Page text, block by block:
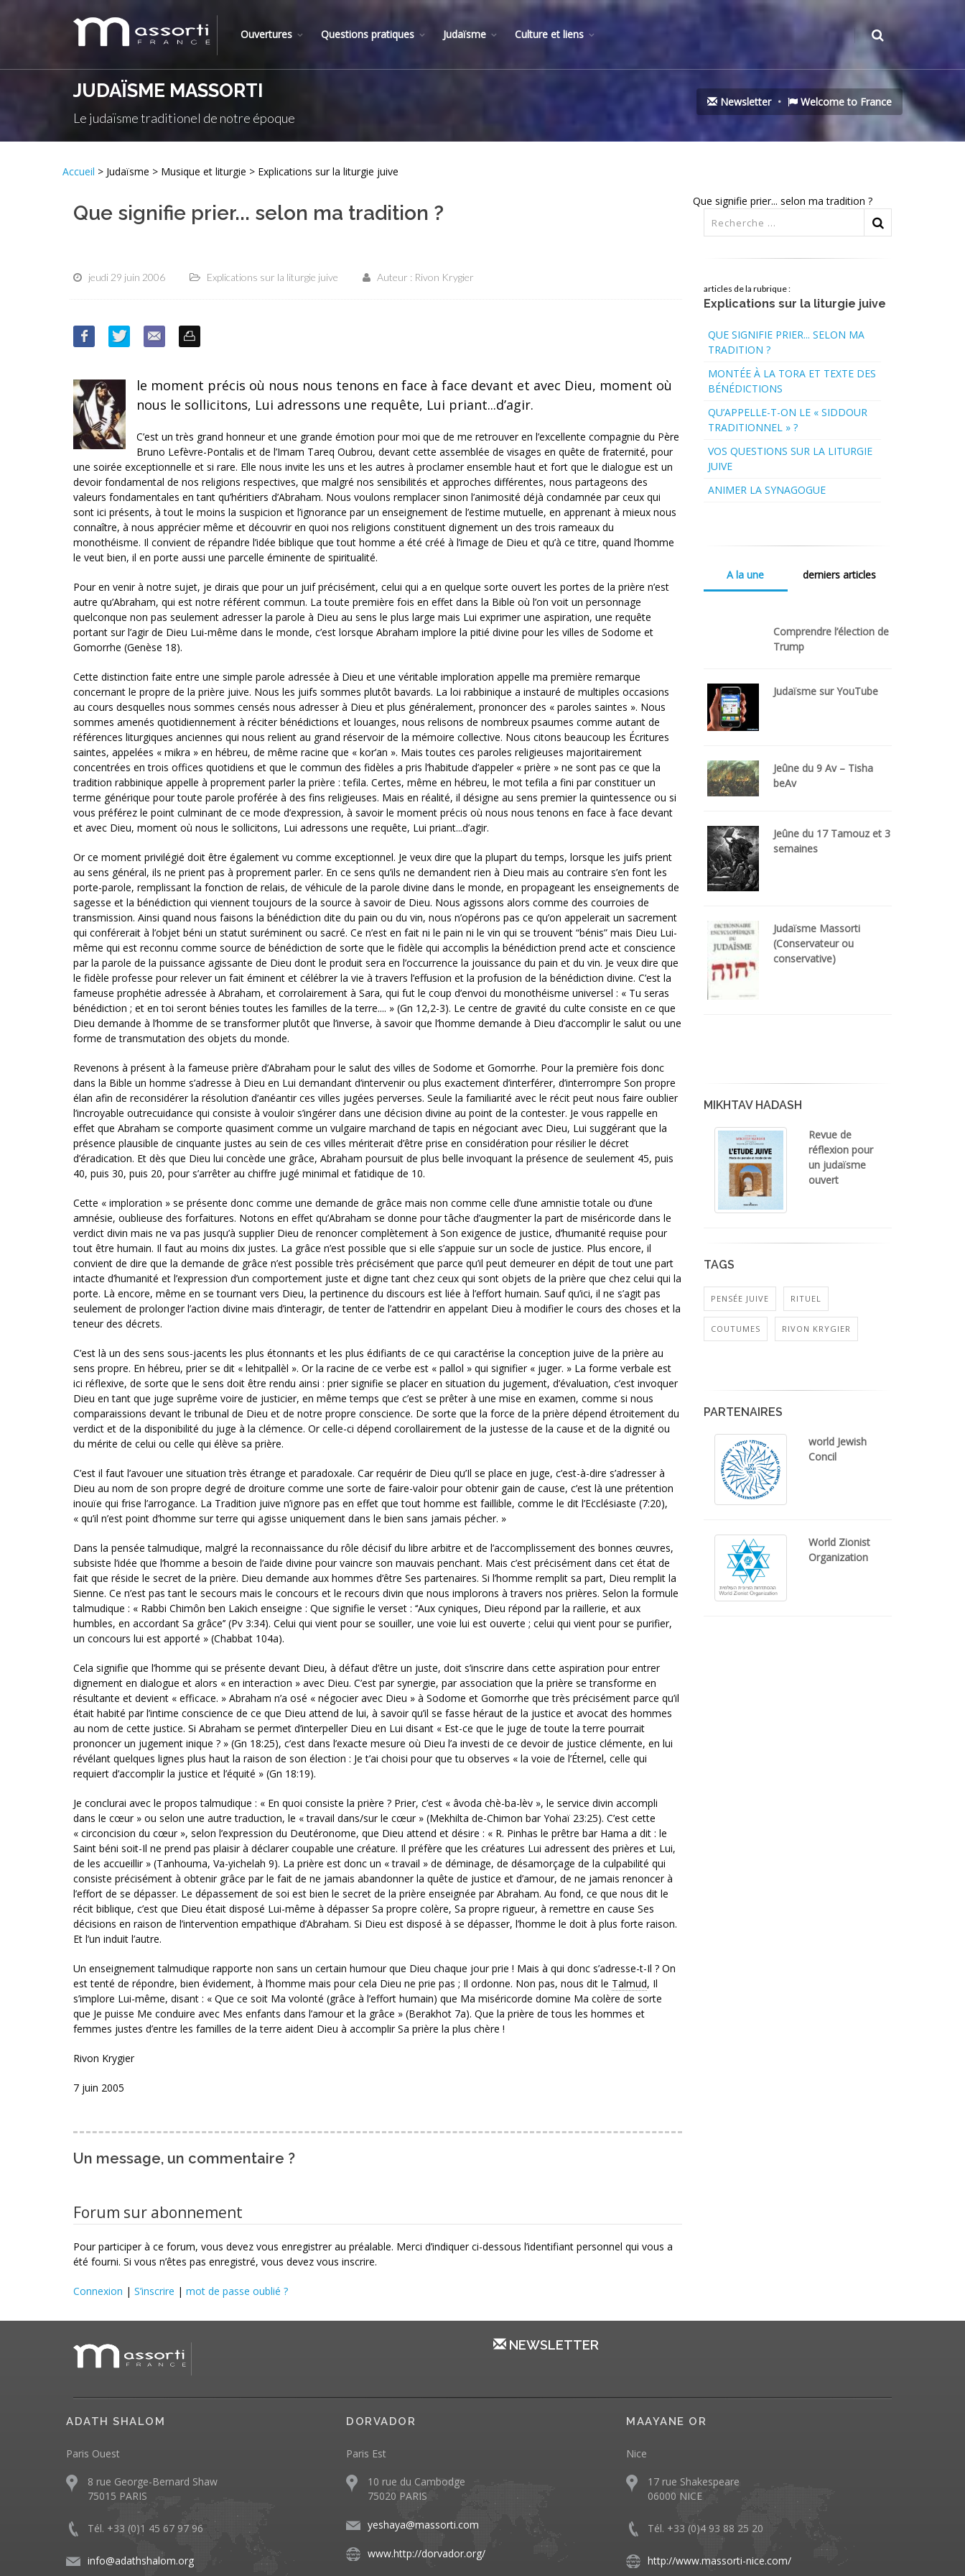
Ouvertures Questions pratiques Judaïsme Culture et liens
JUDAÏSME MASSORTI
Le judaïsme traditionel de notre époque
Newsletter Welcome to France
Accueil > Judaïsme > Musique et liturgie > Explications sur la liturgie juive
Que signifie prier... selon ma tradition ?
Que signifie prier... selon ma tradition ?
jeudi 29 juin 2006 Explications sur la liturgie juive Auteur : Rivon Krygier
le moment précis où nous nous tenons en face à face devant et avec Dieu, moment où
nous le sollicitons, Lui adressons une requête, Lui priant...d’agir.
C’est un très grand honneur et une grande émotion pour moi que de me retrouver en l’excellente compagnie du Père
Bruno Lefèvre-Pontalis et de l’Imam Tareq Oubrou, devant cette assemblée de visages en quête de fraternité, pour
une soirée exceptionnelle et si rare. Elle nous invite les uns et les autres à proclamer ensemble haut et fort que le dialogue est un
devoir fondamental de nos religions respectives, que malgré nos sensibilités et approches différentes, nous partageons des
valeurs fondamentales en tant qu’héritiers d’Abraham. Nous voulons remplacer sinon l’animosité déjà condamnée par ceux qui
sont ici présents, à tout le moins la suspicion et l’ignorance par un enseignement de l’estime mutuelle, en apprenant à mieux nous
connaître, à nous apprécier même et découvrir en quoi nos religions constituent dignement un des trois rameaux du
monothéisme. Il convient de répandre l’idée biblique que tout homme a été créé à l’image de Dieu et qu’à ce titre, quand l’homme
le veut bien, il en porte aussi une parcelle éminente de spiritualité.
Pour en venir à notre sujet, je dirais que pour un juif précisément, celui qui a en quelque sorte ouvert les portes de la prière n’est
autre qu’Abraham, qui est notre référent commun. La toute première fois en effet dans la Bible où l’on voit un personnage
quelconque non pas seulement adresser la parole à Dieu au sens le plus large mais Lui exprimer une aspiration, une requête
portant sur l’agir de Dieu Lui-même dans le monde, c’est lorsque Abraham implore la pitié divine pour les villes de Sodome et
Gomorrhe (Genèse 18).
Cette distinction faite entre une simple parole adressée à Dieu et une véritable imploration appelle ma première remarque
concernant le propre de la prière juive. Nous les juifs sommes plutôt bavards. La loi rabbinique a instauré de multiples occasions
au cours desquelles nous sommes censés nous adresser à Dieu et plus généralement, prononcer des « paroles saintes ». Nous
sommes amenés quotidiennement à réciter bénédictions et louanges, nous relisons de nombreux psaumes comme autant de
références liturgiques anciennes qui nous relient au grand réservoir de la mémoire collective. Nous citons beaucoup les Écritures
saintes, appelées « mikra » en hébreu, de même racine que « kor’an ». Mais toutes ces paroles religieuses majoritairement
concentrées en trois offices quotidiens et que le commun des fidèles a pris l’habitude d’appeler « prière » ne sont pas ce que la
tradition rabbinique appelle à proprement parler la prière : tefila. Certes, même en hébreu, le mot tefila a fini par constituer un
terme générique pour toute parole proférée à des fins religieuses. Mais en réalité, il désigne au sens premier la quintessence ou si
vous préférez le point culminant de ce mode d’expression, à savoir le moment précis où nous nous tenons en face à face devant
et avec Dieu, moment où nous le sollicitons, Lui adressons une requête, Lui priant...d’agir.
Or ce moment privilégié doit être également vu comme exceptionnel. Je veux dire que la plupart du temps, lorsque les juifs prient
au sens général, ils ne prient pas à proprement parler. En ce sens qu’ils ne demandent rien à Dieu mais au contraire s’en font les
porte-parole, remplissant la fonction de relais, de véhicule de la parole divine dans le monde, en propageant les enseignements de
sagesse et la bénédiction qui viennent toujours de la source à savoir de Dieu. Nous agissons alors comme des courroies de
transmission. Ainsi quand nous faisons la bénédiction dite du pain ou du vin, nous n’opérons pas ce qu’on appelerait un sacrement
qui conférerait à l’objet béni un statut suréminent ou sacré. Ce n’est en fait ni le pain ni le vin qui se trouvent “bénis” mais Dieu Lui-
même qui est reconnu comme source de bénédiction de sorte que le fidèle qui accomplis la bénédiction prend acte et conscience
par la parole de la puissance agissante de Dieu dont le produit sera en l’occurrence la jouissance du pain et du vin. Je veux dire que
le fidèle professe pour relever un fait éminent et célébrer la vie à travers l’effusion et la profusion de la bénédiction divine. C’est la
fameuse prophétie adressée à Abraham, et corrolairement à Sara, qui fut le coup d’envoi du monothéisme universel : « Tu seras
bénédiction ; et en toi seront bénies toutes les familles de la terre.... » (Gn 12,2-3). Le centre de gravité du culte consiste en ce que
Dieu demande à l’homme de se transformer plutôt que l’inverse, à savoir que l’homme demande à Dieu d’accomplir le salut ou une
forme de transmutation des objets du monde.
Revenons à présent à la fameuse prière d’Abraham pour le salut des villes de Sodome et Gomorrhe. Pour la première fois donc
dans la Bible un homme s’adresse à Dieu en Lui demandant d’intervenir ou plus exactement d’interférer, d’interrompre Son propre
élan afin de reconsidérer la résolution d’anéantir ces villes jugées perverses. Seule la familiarité avec le récit peut nous faire oublier
l’incroyable outrecuidance qui consiste à vouloir s’ingérer dans une décision divine au point de la contester. Je vous rappelle en
effet que Abraham se comporte quasiment comme un vulgaire marchand de tapis en négociant avec Dieu, Lui suggérant que la
présence plausible de cinquante justes au sein de ces villes mériterait d’être prise en considération pour résilier le décret
d’éradication. Et dès que Dieu lui concède une grâce, Abraham poursuit de plus belle invoquant la présence de seulement 45, puis
40, puis 30, puis 20, pour s’arrêter au chiffre jugé minimal et fatidique de 10.
Cette « imploration » se présente donc comme une demande de grâce mais non comme celle d’une amnistie totale ou d’une
amnésie, oublieuse des forfaitures. Notons en effet qu’Abraham se donne pour tâche d’augmenter la part de miséricorde dans le
verdict divin mais ne va pas jusqu’à supplier Dieu de renoncer complètement à Son exigence de justice, d’humanité requise pour
tout être humain. Il faut au moins dix justes. La grâce n’est possible que si elle s’appuie sur un socle de justice. Plus encore, il
convient de dire que la demande de grâce n’est possible très précisément que parce qu’il peut demeurer en dépit de tout une part
intacte d’humanité et l’expression d’un comportement juste et digne tant chez ceux qui sont objets de la prière que chez celui qui la
porte. Là encore, même en se tournant vers Dieu, la pertinence du discours est liée à l’effort humain. Sauf qu’ici, il ne s’agit pas
seulement de prolonger l’action divine mais d’interagir, de tenter de l’attendrir en appelant Dieu à modifier le cours des choses et la
teneur des décrets.
C’est là un des sens sous-jacents les plus étonnants et les plus édifiants de ce qui caractérise la conception juive de la prière au
sens propre. En hébreu, prier se dit « lehitpallèl ». Or la racine de ce verbe est « pallol » qui signifier « juger. » La forme verbale est
ici réflexive, de sorte que le sens doit être rendu ainsi : prier signifie se placer en situation du jugement, d’évaluation, c’est invoquer
Dieu en tant que juge suprême voire de justicier, en même temps que c’est se prêter à une mise en examen, comme si nous
comparaissions devant le tribunal de Dieu et de notre propre conscience. De sorte que la force de la prière dépend étroitement du
verdict et de la disponibilité du juge à la clémence. Or celle-ci dépend corollairement de la justesse de la cause et de la dignité ou
du mérite de celui ou celle qui élève sa prière.
C’est il faut l’avouer une situation très étrange et paradoxale. Car requérir de Dieu qu’Il se place en juge, c’est-à-dire s’adresser à
Dieu au nom de son propre degré de droiture comme une sorte de faire-valoir pour obtenir gain de cause, c’est là une prétention
inouïe qui frise l’arrogance. La Tradition juive n’ignore pas en effet que tout homme est faillible, comme le dit l’Ecclésiaste (7:20),
« qu’il n’est point d’homme sur terre qui agisse uniquement dans le bien sans jamais pécher. »
Dans la pensée talmudique, malgré la reconnaissance du rôle décisif du libre arbitre et de l’accomplissement des bonnes œuvres,
subsiste l’idée que l’homme a besoin de l’aide divine pour vaincre son mauvais penchant. Mais c’est précisément dans cet état de
fait que réside le secret de la prière. Dieu demande aux hommes d’être Ses partenaires. Si l’homme remplit sa part, Dieu remplit la
Sienne. Ce n’est pas tant le secours mais le concours et le recours divin que nous implorons à travers nos prières. Selon la formule
talmudique : « Rabbi Chimôn ben Lakich enseigne : Que signifie le verset : ‘‘Aux cyniques, Dieu répond par la raillerie, et aux
humbles, en accordant Sa grâce’’ (Pv 3:34). Celui qui vient pour se souiller, une voie lui est ouverte ; celui qui vient pour se purifier,
un concours lui est apporté » (Chabbat 104a).
Cela signifie que l’homme qui se présente devant Dieu, à défaut d’être un juste, doit s’inscrire dans cette aspiration pour entrer
dignement en dialogue et alors « en interaction » avec Dieu. C’est par synergie, par association que la prière se transforme en
résultante et devient « efficace. » Abraham n’a osé « négocier avec Dieu » à Sodome et Gomorrhe que très précisément parce qu’il
était habité par l’intime conscience de ce que Dieu attend de lui, à savoir qu’il se fasse héraut de la justice et avocat des hommes
au nom de cette justice. Si Abraham se permet d’interpeller Dieu en Lui disant « Est-ce que le juge de toute la terre pourrait
prononcer un jugement inique ? » (Gn 18:25), c’est dans l’exacte mesure où Dieu l’a investi de ce devoir de justice clémente, en lui
révélant quelques lignes plus haut la raison de son élection : Je t’ai choisi pour que tu observes « la voie de l’Éternel, celle qui
requiert d’accomplir la justice et l’équité » (Gn 18:19).
Je conclurai avec le propos talmudique : « En quoi consiste la prière ? Prier, c’est « âvoda chè-ba-lèv », le service divin accompli
dans le cœur » ou selon une autre traduction, le « travail dans/sur le cœur » (Mekhilta de-Chimon bar Yohaï 23:25). C’est cette
« circoncision du cœur », selon l’expression du Deutéronome, que Dieu attend et désire : « R. Pinhas le prêtre bar Hama a dit : le
Saint béni soit-Il ne prend pas plaisir à déclarer coupable une créature. Il préfère que les créatures Lui adressent des prières et Lui,
de les accueillir » (Tanhouma, Va-yichelah 9). La prière est donc un « travail » de déminage, de désamorçage de la culpabilité qui
consiste précisément à obtenir grâce par le fait de ne jamais abandonner la quête de justice et d’amour, de ne jamais renoncer à
l’effort de se dépasser. Le dépassement de soi est bien le secret de la prière enseignée par Abraham. Au fond, ce que nous dit le
récit biblique, c’est que Dieu était disposé Lui-même à dépasser Sa propre colère, Sa propre rigueur, à remettre en cause Ses
décisions en raison de l’intervention empathique d’Abraham. Si Dieu est disposé à se dépasser, l’homme le doit à plus forte raison.
Et l’un induit l’autre.
Un enseignement talmudique rapporte non sans un certain humour que Dieu chaque jour prie ! Mais à qui donc s’adresse-t-Il ? On
est tenté de répondre, bien évidement, à l’homme mais pour cela Dieu ne prie pas ; Il ordonne. Non pas, nous dit le Talmud, Il
s’implore Lui-même, disant : « Que ce soit Ma volonté (grâce à l’effort humain) que Ma miséricorde domine Ma colère de sorte
que Je puisse Me conduire avec Mes enfants dans l’amour et la grâce » (Berakhot 7a). Que la prière de tous les hommes et
femmes justes d’entre les familles de la terre aident Dieu à accomplir Sa prière la plus chère !
Rivon Krygier
7 juin 2005
Un message, un commentaire ?
Forum sur abonnement
Pour participer à ce forum, vous devez vous enregistrer au préalable. Merci d’indiquer ci-dessous l’identifiant personnel qui vous a
été fourni. Si vous n’êtes pas enregistré, vous devez vous inscrire.
Connexion | S’inscrire | mot de passe oublié ?
articles de la rubrique :
Explications sur la liturgie juive
QUE SIGNIFIE PRIER... SELON MA
TRADITION ?
MONTÉE À LA TORA ET TEXTE DES
BÉNÉDICTIONS
QU’APPELLE-T-ON LE « SIDDOUR
TRADITIONNEL » ?
VOS QUESTIONS SUR LA LITURGIE
JUIVE
ANIMER LA SYNAGOGUE
A la une derniers articles
Comprendre l’élection de
Trump
Judaïsme sur YouTube
Jeûne du 9 Av – Tisha
beAv
Jeûne du 17 Tamouz et 3
semaines
Judaïsme Massorti
(Conservateur ou
conservative)
MIKHTAV HADASH
Revue de
réflexion pour
un judaïsme
ouvert
TAGS
PENSÉE JUIVE RITUEL
COUTUMES RIVON KRYGIER
PARTENAIRES
world Jewish
Concil
World Zionist
Organization
NEWSLETTER
ADATH SHALOM
Paris Ouest
8 rue George-Bernard Shaw
75015 PARIS
Tél. +33 (0)1 45 67 97 96
info@adathshalom.org
DORVADOR
Paris Est
10 rue du Cambodge
75020 PARIS
yeshaya@massorti.com
www.http://dorvador.org/
MAAYANE OR
Nice
17 rue Shakespeare
06000 NICE
Tél. +33 (0)4 93 88 25 20
http://www.massorti-nice.com/